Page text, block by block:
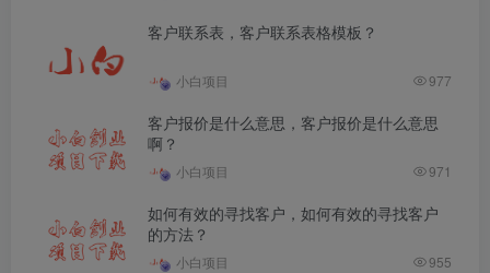
客户联系表，客户联系表格模板？
小白项目 977
客户报价是什么意思，客户报价是什么意思
啊？
小白项目 971
如何有效的寻找客户，如何有效的寻找客户
的方法？
小白项目 955